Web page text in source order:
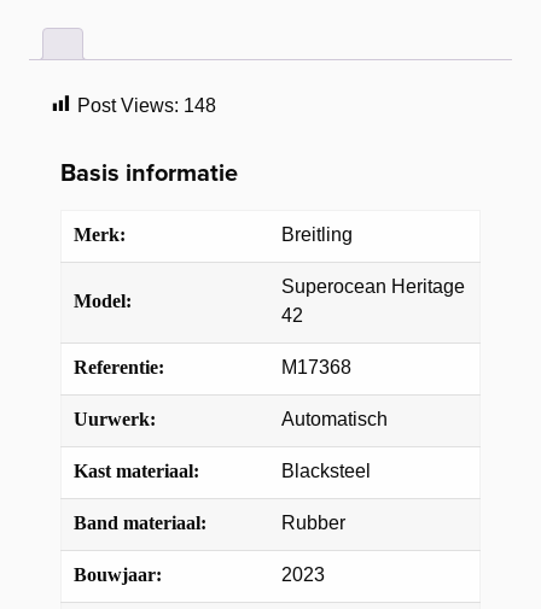
Post Views: 148
Basis informatie
Merk: Breitling
Model:
Superocean Heritage
42
Referentie: M17368
Uurwerk: Automatisch
Kast materiaal: Blacksteel
Band materiaal: Rubber
Bouwjaar: 2023